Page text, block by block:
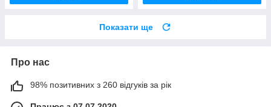
Показати ще
Про нас
98% позитивних з 260 відгуків за рік